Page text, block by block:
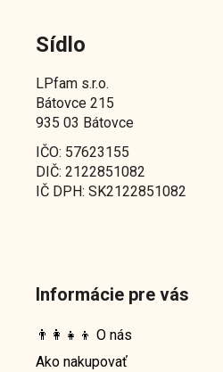
Sídlo
LPfam s.r.o.
Bátovce 215
935 03 Bátovce
IČO: 57623155
DIČ: 2122851082
IČ DPH: SK2122851082
Informácie pre vás
👨‍👩‍👧‍👦 O nás
Ako nakupovať